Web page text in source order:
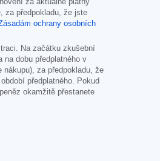
za aktuálně platný
za předpokladu, že jste
ochrany osobních
Na začátku zkušební
dobu předplatného v
za předpokladu, že
předplatného. Pokud
okamžitě přestanete